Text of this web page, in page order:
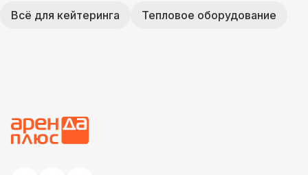
Всё для кейтеринга Тепловое оборудование